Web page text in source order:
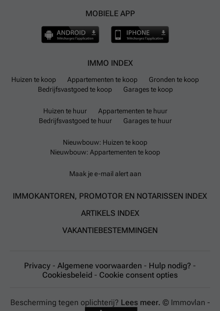
MOBIELE APP
IMMO INDEX
Huizen te koop Appartementen te koop
Gronden te koop
Bedrijfsvastgoed te koop
Garages te koop
Huizen te huur
Appartementen te huur
Bedrijfsvastgoed te huur
Garages te huur
Nieuwbouw: Huizen te koop
Nieuwbouw: Appartementen te koop
Maak je e-mail alert aan
IMMOKANTOREN, PROMOTOR EN NOTARISSEN INDEX
ARTIKELS INDEX
VAKANTIEBESTEMMINGEN
Privacy - Algemene voorwaarden - Hulp nodig? -
Cookiesbeleid - Cookie consent opties
Bescherming tegen oplichterij? Lees meer. © Immovlan -